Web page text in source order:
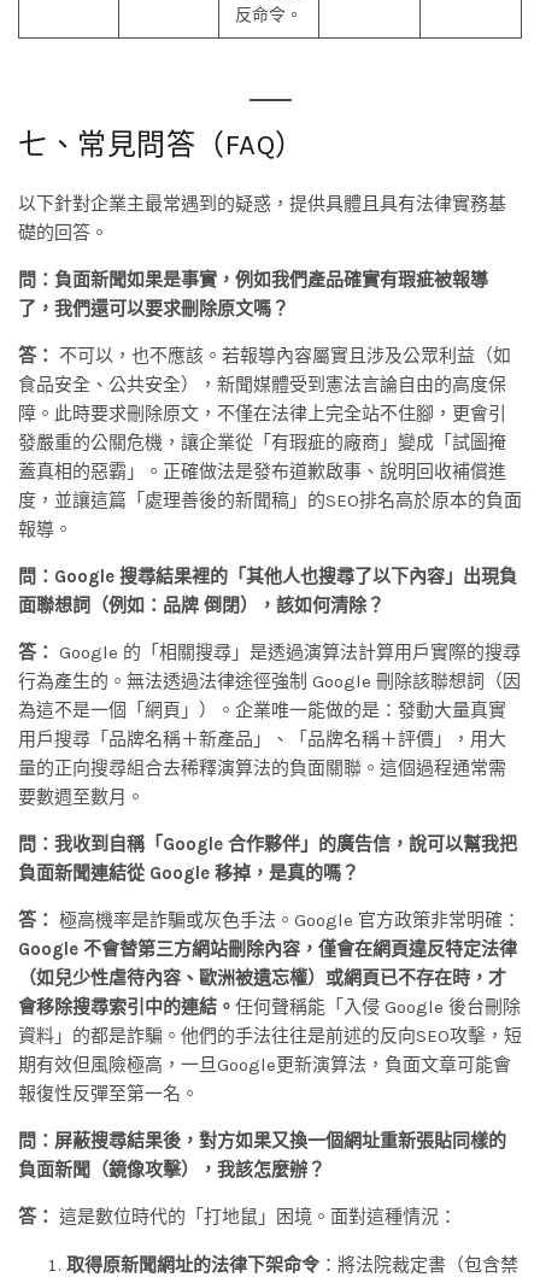
反命令。
七、常見問答（FAQ）
以下針對企業主最常遇到的疑惑，提供具體且具有法律實務基
礎的回答。
問：負面新聞如果是事實，例如我們產品確實有瑕疵被報導
了，我們還可以要求刪除原文嗎？
答： 不可以，也不應該。若報導內容屬實且涉及公眾利益（如
食品安全、公共安全），新聞媒體受到憲法言論自由的高度保
障。此時要求刪除原文，不僅在法律上完全站不住腳，更會引
發嚴重的公關危機，讓企業從「有瑕疵的廠商」變成「試圖掩
蓋真相的惡霸」。正確做法是發布道歉啟事、說明回收補償進
度，並讓這篇「處理善後的新聞稿」的SEO排名高於原本的負面
報導。
問：Google 搜尋結果裡的「其他人也搜尋了以下內容」出現負
面聯想詞（例如：品牌 倒閉），該如何清除？
答： Google 的「相關搜尋」是透過演算法計算用戶實際的搜尋
行為產生的。無法透過法律途徑強制 Google 刪除該聯想詞（因
為這不是一個「網頁」）。企業唯一能做的是：發動大量真實
用戶搜尋「品牌名稱＋新產品」、「品牌名稱＋評價」，用大
量的正向搜尋組合去稀釋演算法的負面關聯。這個過程通常需
要數週至數月。
問：我收到自稱「Google 合作夥伴」的廣告信，說可以幫我把
負面新聞連結從 Google 移掉，是真的嗎？
答： 極高機率是詐騙或灰色手法。Google 官方政策非常明確：
Google 不會替第三方網站刪除內容，僅會在網頁違反特定法律
（如兒少性虐待內容、歐洲被遺忘權）或網頁已不存在時，才
會移除搜尋索引中的連結。 任何聲稱能「入侵 Google 後台刪除
資料」的都是詐騙。他們的手法往往是前述的反向SEO攻擊，短
期有效但風險極高，一旦Google更新演算法，負面文章可能會
報復性反彈至第一名。
問：屏蔽搜尋結果後，對方如果又換一個網址重新張貼同樣的
負面新聞（鏡像攻擊），我該怎麼辦？
答： 這是數位時代的「打地鼠」困境。面對這種情況：
取得原新聞網址的法律下架命令 ：將法院裁定書（包含禁